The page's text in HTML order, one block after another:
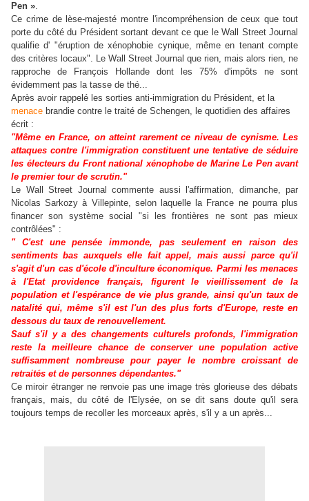
Pen ».
Ce crime de lèse-majesté montre l'incompréhension de ceux que tout
porte du côté du Président sortant devant ce que le Wall Street Journal
qualifie d' "éruption de xénophobie cynique, même en tenant compte
des critères locaux". Le Wall Street Journal que rien, mais alors rien, ne
rapproche de François Hollande dont les 75% d'impôts ne sont
évidemment pas la tasse de thé...
Après avoir rappelé les sorties anti-immigration du Président, et la
menace brandie contre le traité de Schengen, le quotidien des affaires
écrit :
"Même en France, on atteint rarement ce niveau de cynisme. Les
attaques contre l'immigration constituent une tentative de séduire
les électeurs du Front national xénophobe de Marine Le Pen avant
le premier tour de scrutin."
Le Wall Street Journal commente aussi l'affirmation, dimanche, par
Nicolas Sarkozy à Villepinte, selon laquelle la France ne pourra plus
financer son système social "si les frontières ne sont pas mieux
contrôlées" :
" C'est une pensée immonde, pas seulement en raison des
sentiments bas auxquels elle fait appel, mais aussi parce qu'il
s'agit d'un cas d'école d'inculture économique. Parmi les menaces
à l'Etat providence français, figurent le vieillissement de la
population et l'espérance de vie plus grande, ainsi qu'un taux de
natalité qui, même s'il est l'un des plus forts d'Europe, reste en
dessous du taux de renouvellement.
Sauf s'il y a des changements culturels profonds, l'immigration
reste la meilleure chance de conserver une population active
suffisamment nombreuse pour payer le nombre croissant de
retraités et de personnes dépendantes."
Ce miroir étranger ne renvoie pas une image très glorieuse des débats
français, mais, du côté de l'Elysée, on se dit sans doute qu'il sera
toujours temps de recoller les morceaux après, s'il y a un après...